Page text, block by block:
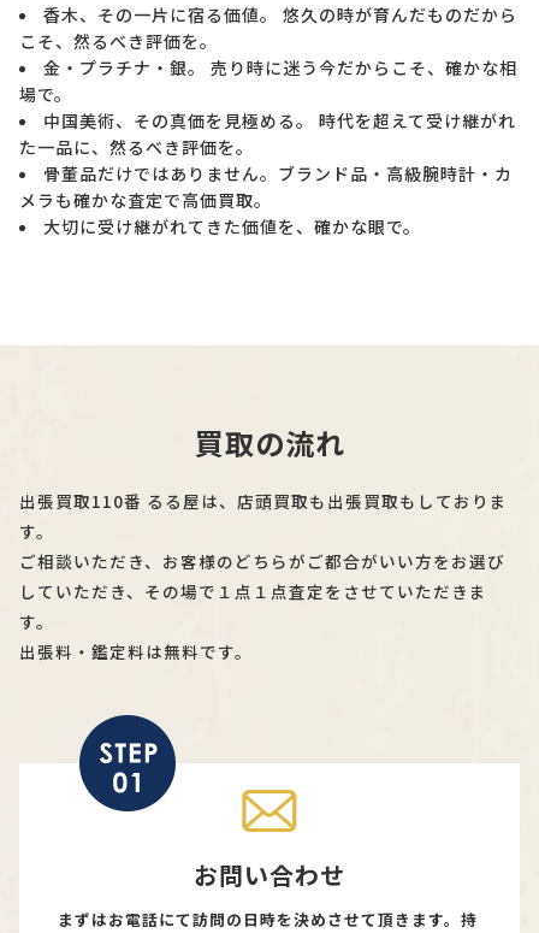
香木、その一片に宿る価値。 悠久の時が育んだものだから
こそ、然るべき評価を。
金・プラチナ・銀。 売り時に迷う今だからこそ、確かな相
場で。
中国美術、その真価を見極める。 時代を超えて受け継がれ
た一品に、然るべき評価を。
骨董品だけではありません。ブランド品・高級腕時計・カ
メラも確かな査定で高価買取。
大切に受け継がれてきた価値を、確かな眼で。
買取の流れ
出張買取110番 るる屋は、店頭買取も出張買取もしておりま
す。
ご相談いただき、お客様のどちらがご都合がいい方をお選び
していただき、その場で１点１点査定をさせていただきま
す。
出張料・鑑定料は無料です。
お問い合わせ
まずはお電話にて訪問の日時を決めさせて頂きます。持